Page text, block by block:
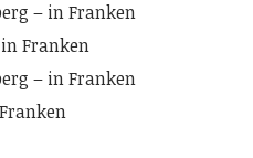
– in Franken
Franken
– in Franken